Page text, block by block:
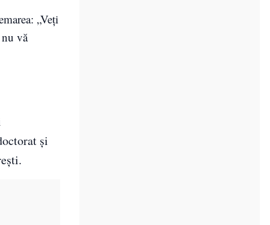
„Veți
vă
şi